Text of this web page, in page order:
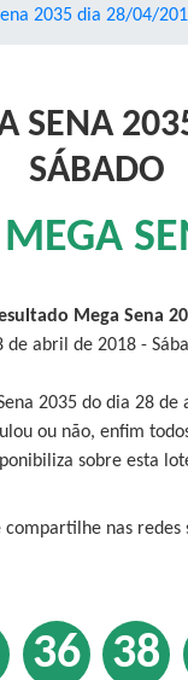
2035 dia 28/04/
SENA
SÁBADO
MEGA
Mega Sena
de abril de 2018 -
2035 do dia 28 de
ou não, enfim
sobre esta
compartilhe nas redes
36 38